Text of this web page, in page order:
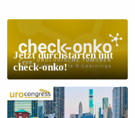
Jetzt durchstarten mit
check-onko!